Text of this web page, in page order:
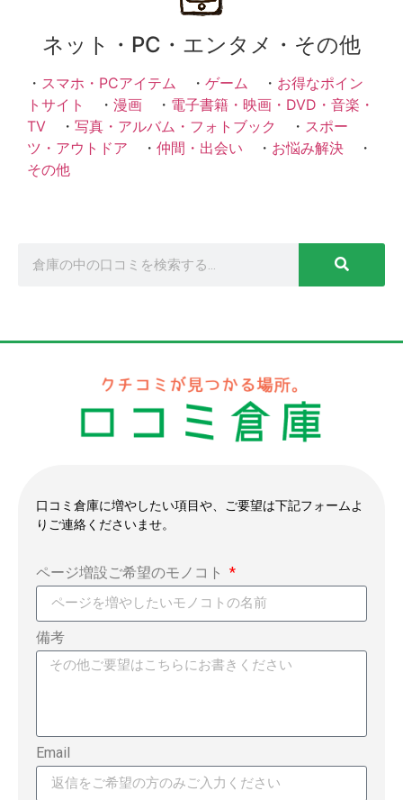
ネット・PC・エンタメ・その他
・ スマホ・PCアイテム ・ ゲーム ・ お得なポイン
トサイト
・ 漫画 ・ 電子書籍・映画・DVD・音楽・
TV ・ 写真・アルバム・フォトブック ・ スポー
ツ・アウトドア ・ 仲間・出会い ・ お悩み解決 ・
その他
口コミ倉庫に増やしたい項目や、ご要望は下記フォームよ
りご連絡くださいませ。
ページ増設ご希望のモノコト
備考
Email